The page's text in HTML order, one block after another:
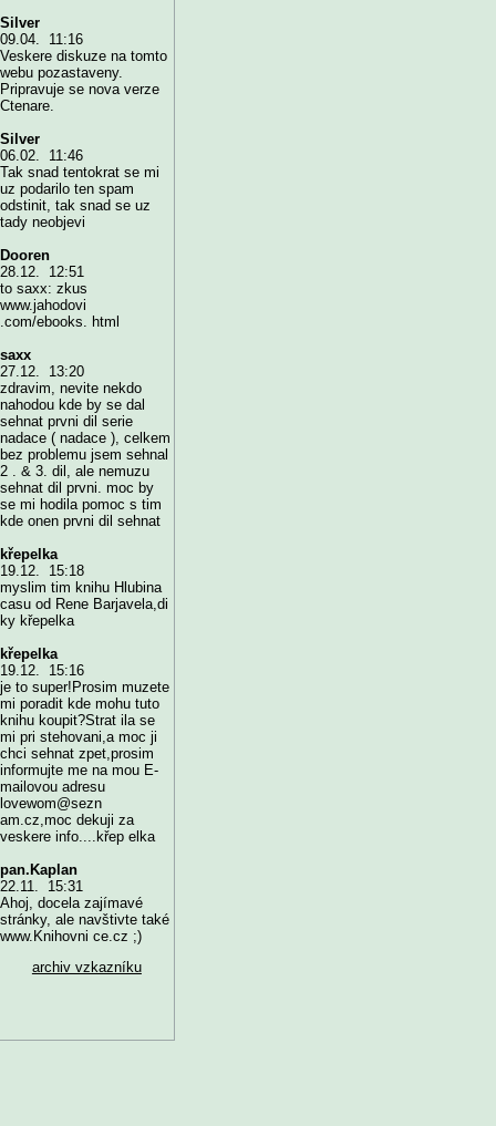
Silver
09.04. 11:16
Veskere diskuze na tomto
webu pozastaveny.
Pripravuje se nova verze
Ctenare.
Silver
06.02. 11:46
Tak snad tentokrat se mi
uz podarilo ten spam
odstinit, tak snad se uz
tady neobjevi
Dooren
28.12. 12:51
to saxx: zkus
www.jahodovi
.com/ebooks. html
saxx
27.12. 13:20
zdravim, nevite nekdo
nahodou kde by se dal
sehnat prvni dil serie
nadace ( nadace ), celkem
bez problemu jsem sehnal
2 . & 3. dil, ale nemuzu
sehnat dil prvni. moc by
se mi hodila pomoc s tim
kde onen prvni dil sehnat
křepelka
19.12. 15:18
myslim tim knihu Hlubina
casu od Rene Barjavela,di
ky křepelka
křepelka
19.12. 15:16
je to super!Prosim muzete
mi poradit kde mohu tuto
knihu koupit?Strat ila se
mi pri stehovani,a moc ji
chci sehnat zpet,prosim
informujte me na mou E-
mailovou adresu
lovewom@sezn
am.cz,moc dekuji za
veskere info....křep elka
pan.Kaplan
22.11. 15:31
Ahoj, docela zajímavé
stránky, ale navštivte také
www.Knihovni ce.cz ;)
archiv vzkazníku